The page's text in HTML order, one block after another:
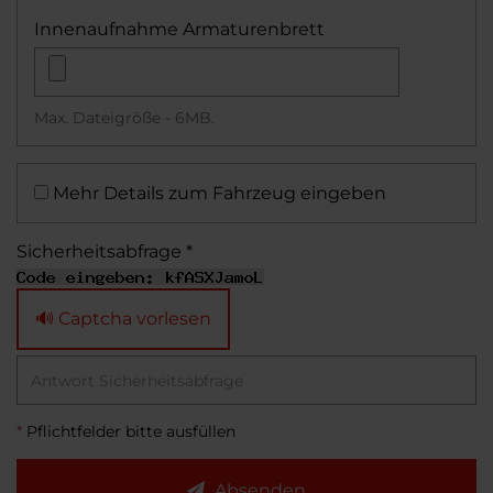
Innenaufnahme Armaturenbrett
Max. Dateigröße - 6MB.
Mehr Details zum Fahrzeug eingeben
Sicherheitsabfrage *
🔊 Captcha vorlesen
* Pflichtfelder bitte ausfüllen